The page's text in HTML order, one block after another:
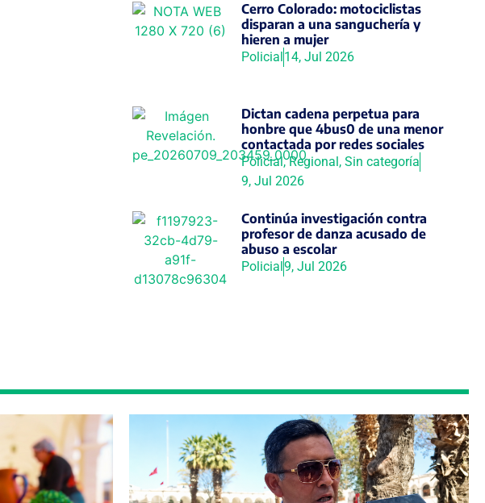
Cerro Colorado: motociclistas
disparan a una sanguchería y
hieren a mujer
Policial14, Jul 2026
Dictan cadena perpetua para
honbre que 4bus0 de una menor
contactada por redes sociales
Policial,Regional, Sin categoría
9, Jul 2026
Continúa investigación contra
profesor de danza acusado de
abuso a escolar
Policial9, Jul 2026